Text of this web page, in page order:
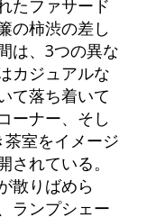
たファサード
の柿渋の差し
は、3つの異な
カジュアルな
て落ち着いて
ーナー、そし
室をイメージ
されている。
散りばめら
ランプシェー